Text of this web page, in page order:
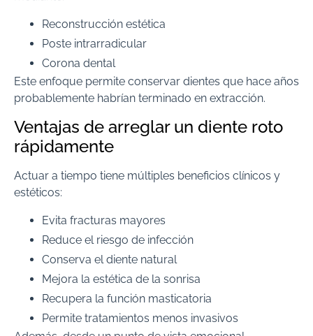
Reconstrucción estética
Poste intrarradicular
Corona dental
Este enfoque permite conservar dientes que hace años
probablemente habrían terminado en extracción.
Ventajas de arreglar un diente roto
rápidamente
Actuar a tiempo tiene múltiples beneficios clínicos y
estéticos:
Evita fracturas mayores
Reduce el riesgo de infección
Conserva el diente natural
Mejora la estética de la sonrisa
Recupera la función masticatoria
Permite tratamientos menos invasivos